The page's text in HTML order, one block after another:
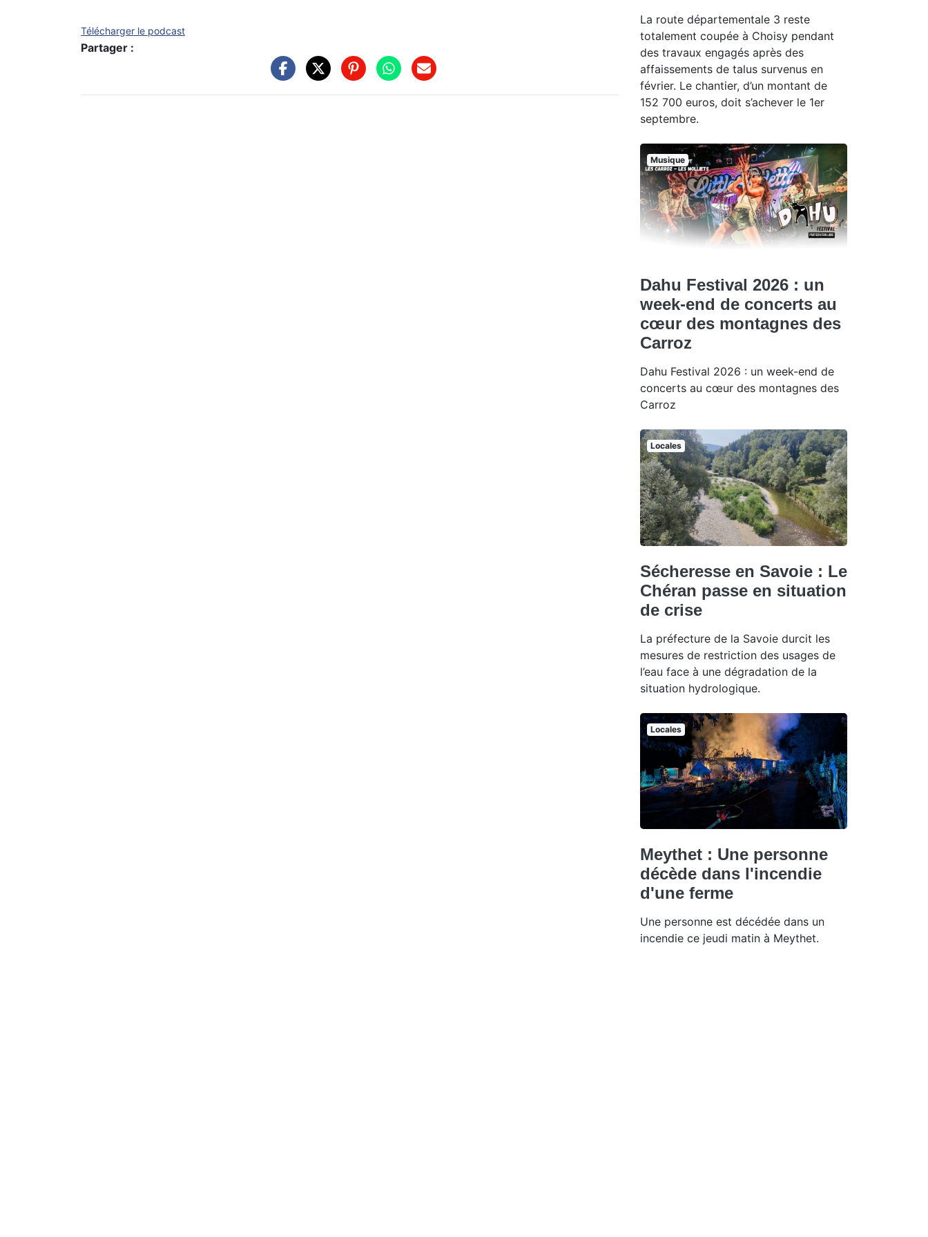
Télécharger le podcast
Partager :
La route départementale 3 reste
totalement coupée à Choisy pendant
des travaux engagés après des
affaissements de talus survenus en
février. Le chantier, d’un montant de
152 700 euros, doit s’achever le 1er
septembre.
Musique
Dahu Festival 2026 : un
week-end de concerts au
cœur des montagnes des
Carroz
Dahu Festival 2026 : un week-end de
concerts au cœur des montagnes des
Carroz
Locales
Sécheresse en Savoie : Le
Chéran passe en situation
de crise
La préfecture de la Savoie durcit les
mesures de restriction des usages de
l’eau face à une dégradation de la
situation hydrologique.
Locales
Meythet : Une personne
décède dans l'incendie
d'une ferme
Une personne est décédée dans un
incendie ce jeudi matin à Meythet.